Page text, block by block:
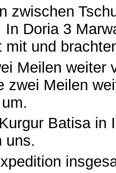
zwischen
In Doria 3
mit und
Meilen weiter
zwei Meilen
Batisa in
uns.